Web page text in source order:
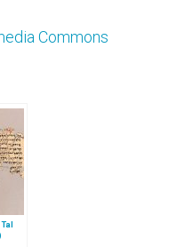
Commons